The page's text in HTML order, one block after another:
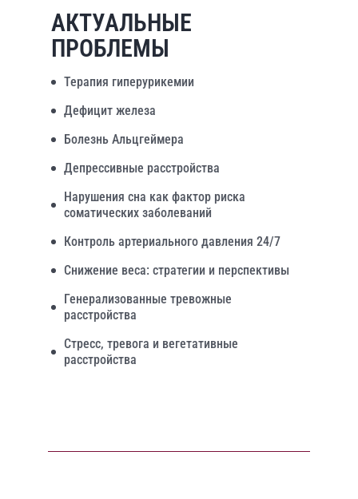
АКТУАЛЬНЫЕ
ПРОБЛЕМЫ
Терапия гиперурикемии
Дефицит железа
Болезнь Альцгеймера
Депрессивные расстройства
Нарушения сна как фактор риска
соматических заболеваний
Контроль артериального давления 24/7
Снижение веса: стратегии и перспективы
Генерализованные тревожные
расстройства
Стресс, тревога и вегетативные
расстройства